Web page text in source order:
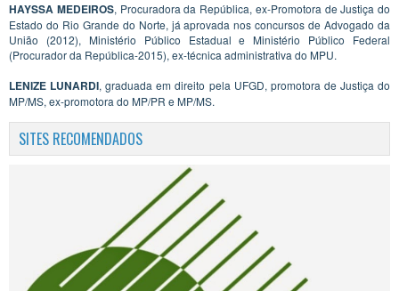
HAYSSA MEDEIROS, Procuradora da República, ex-Promotora de Justiça do
Estado do Rio Grande do Norte, já aprovada nos concursos de Advogado da
União (2012), Ministério Público Estadual e Ministério Público Federal
(Procurador da República-2015), ex-técnica administrativa do MPU.
LENIZE LUNARDI, graduada em direito pela UFGD, promotora de Justiça do
MP/MS, ex-promotora do MP/PR e MP/MS.
SITES RECOMENDADOS